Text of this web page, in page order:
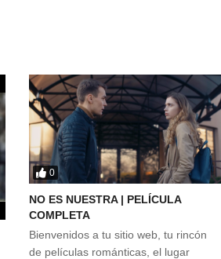
0
NO ES NUESTRA | PELÍCULA
COMPLETA
Bienvenidos a tu sitio web, tu rincón
de películas románticas, el lugar